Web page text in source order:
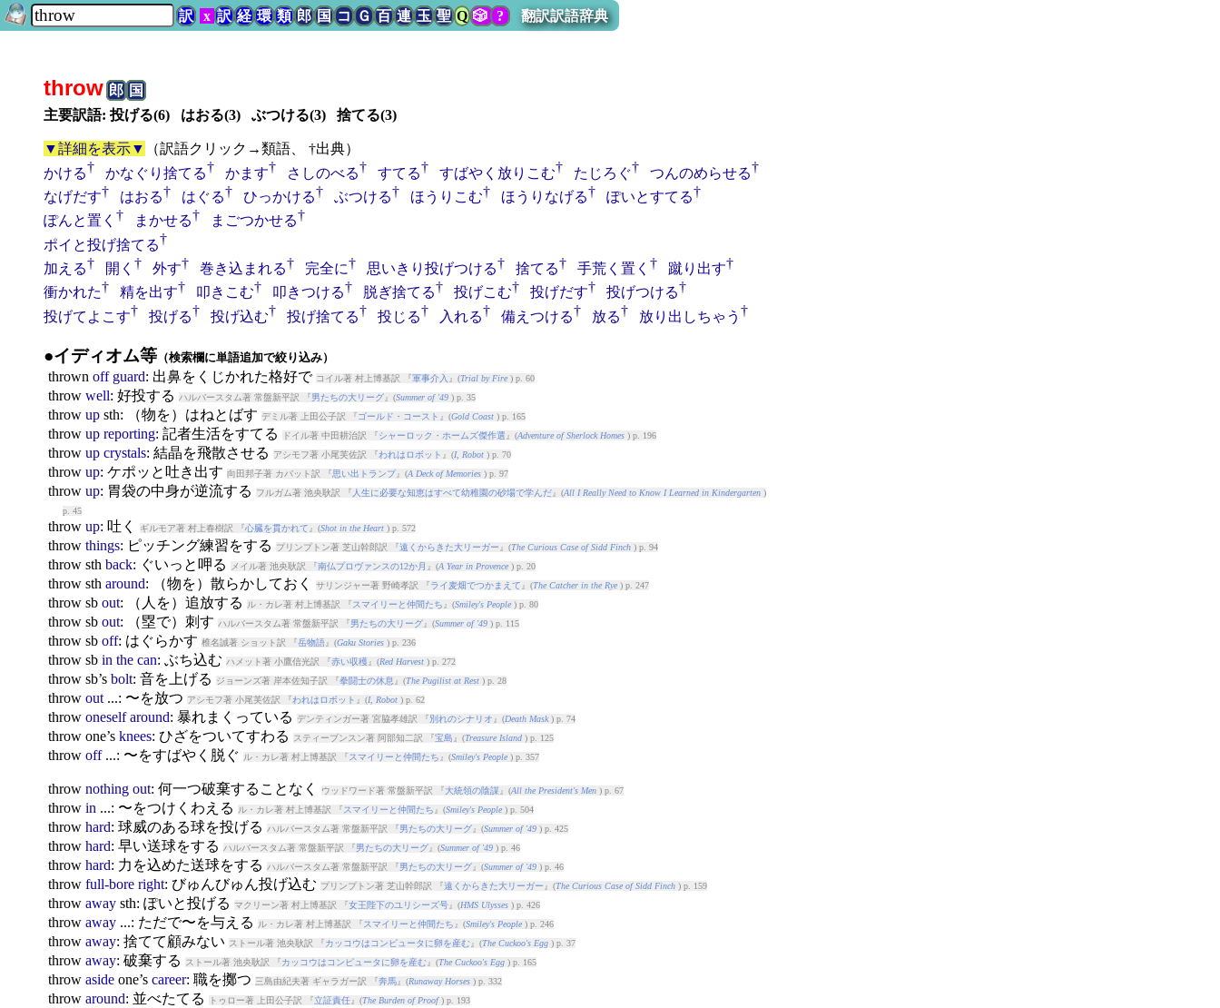
訳 x 訳 経 環 類 郎 国 コ Ｇ 百 連 玉 聖 Q 🎲? 翻訳訳語辞典
throw郎 国
主要訳語: 投げる(6) はおる(3) ぶつける(3) 捨てる(3)
▼詳細を表示▼ （訳語クリック→類語、 †出典）
かける† かなぐり捨てる† かます† さしのべる† すてる† すばやく放りこむ† たじろぐ† つんのめらせる†
なげだす† はおる† はぐる† ひっかける† ぶつける† ほうりこむ† ほうりなげる† ぽいとすてる†
ぽんと置く † まかせる† まごつかせる†
ポイと投げ捨てる†
加える† 開く † 外す† 巻き込まれる† 完全に† 思いきり投げつける† 捨てる† 手荒く置く † 蹴り出す†
衝かれた† 精を出す† 叩きこむ† 叩きつける† 脱ぎ捨てる† 投げこむ† 投げだす† 投げつける†
投げてよこす† 投げる† 投げ込む† 投げ捨てる† 投じる† 入れる† 備えつける† 放る† 放り出しちゃう †
●イディオム等 （検索欄に単語追加で絞り込み）
thrown off guard: 出鼻をくじかれた格好で コイル著 村上博基訳 『軍事介入 』(Trial by Fire) p. 60
throw well: 好投する ハルバースタム著 常盤新平訳 『男たちの大リーグ』(Summer of '49) p. 35
throw upsth: （物を）はねとばす デミル著 上田公子訳 『ゴールド・コースト 』(Gold Coast) p. 165
throw up reporting: 記者生活をすてる ドイル著 中田耕治訳 『シャーロック・ホームズ傑作選 』(Adventure of Sherlock Homes) p. 196
throw up crystals: 結晶を飛散させる アシモフ著 小尾芙佐訳 『われはロボット 』(I, Robot) p. 70
throw up: ケポッと吐き出す 向田邦子著 カバット訳 『思い出トランプ』(A Deck of Memories) p. 97
throw up: 胃袋の中身が逆流する フルガム著 池央耿訳 『 人生に必要な知恵はすべて幼稚園の砂場で学んだ』(All I Really Need to Know I Learned in Kindergarten)
p. 45
throw up: 吐く ギルモア著 村上春樹訳 『心臓を貫かれて 』(Shot in the Heart) p. 572
throw things: ピッチング練習をする プリンプトン著 芝山幹郎訳 『遠くからきた大リーガー 』(The Curious Case of Sidd Finch) p. 94
throwsth back: ぐいっと呷る メイル著 池央耿訳 『南仏プロヴァンスの12か月 』(A Year in Provence) p. 20
throwsth around: （物を）散らかしておく サリンジャー著 野崎孝訳 『ライ麦畑でつかまえて 』(The Catcher in the Rye) p. 247
throwsb out: （人を）追放する ル・カレ著 村上博基訳 『スマイリーと仲間たち 』(Smiley's People) p. 80
throwsb out: （塁で）刺す ハルバースタム著 常盤新平訳 『男たちの大リーグ』(Summer of '49) p. 115
throwsb off: はぐらかす 椎名誠著 ショット訳 『岳物語』(Gaku Stories) p. 236
throwsb in the can: ぶち込む ハメット著 小鷹信光訳 『赤い収穫 』(Red Harvest) p. 272
throwsb’s bolt: 音を上げる ジョーンズ著 岸本佐知子訳 『拳闘士の休息 』(The Pugilist at Rest) p. 28
throw out...: 〜を放つ アシモフ著 小尾芙佐訳 『われはロボット 』(I, Robot) p. 62
throw oneself around: 暴れまくっている デンティンガー著 宮脇孝雄訳 『別れのシナリオ 』(Death Mask) p. 74
throwone’s knees: ひざをついてすわる スティーブンスン著 阿部知二訳 『宝島 』(Treasure Island) p. 125
throw off...: 〜をすばやく脱ぐ ル・カレ著 村上博基訳 『スマイリーと仲間たち 』(Smiley's People) p. 357
throw nothing out: 何一つ破棄することなく ウッドワード著 常盤新平訳 『大統領の陰謀』(All the President's Men) p. 67
throw in ...: 〜をつけくわえる ル・カレ著 村上博基訳 『スマイリーと仲間たち 』(Smiley's People) p. 504
throw hard: 球威のある球を投げる ハルバースタム著 常盤新平訳 『男たちの大リーグ』(Summer of '49) p. 425
throw hard: 早い送球をする ハルバースタム著 常盤新平訳 『男たちの大リーグ』(Summer of '49) p. 46
throw hard: 力を込めた送球をする ハルバースタム著 常盤新平訳 『男たちの大リーグ』(Summer of '49) p. 46
throw full-bore right: びゅんびゅん投げ込む プリンプトン著 芝山幹郎訳 『遠くからきた大リーガー 』(The Curious Case of Sidd Finch) p. 159
throw awaysth: ぽいと投げる マクリーン著 村上博基訳 『女王陛下のユリシーズ号』(HMS Ulysses) p. 426
throw away...: ただで〜を与える ル・カレ著 村上博基訳 『スマイリーと仲間たち 』(Smiley's People) p. 246
throw away: 捨てて顧みない ストール著 池央耿訳 『カッコウはコンピュータに卵を産む』(The Cuckoo's Egg) p. 37
throw away: 破棄する ストール著 池央耿訳 『カッコウはコンピュータに卵を産む』(The Cuckoo's Egg) p. 165
throw asideone’s career: 職を擲つ 三島由紀夫著 ギャラガー訳 『奔馬』(Runaway Horses) p. 332
throw around: 並べたてる トゥロー著 上田公子訳 『立証責任』(The Burden of Proof) p. 193